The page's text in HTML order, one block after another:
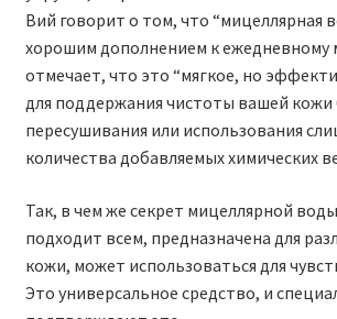
Вий говорит о том, что “мицеллярная
хорошим дополнением к ежедневному
отмечает, что это “мягкое, но
для поддержания чистоты вашей кожи
пересушивания или использования
количества добавляемых химических
Так, в чем же секрет мицеллярной
подходит всем, предназначена для
кожи, может использоваться для
Это универсальное средство, и